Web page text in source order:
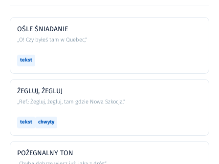
OŚLE ŚNIADANIE
„O! Czy byłeś tam w Quebec,”
tekst
ŻEGLUJ, ŻEGLUJ
„Ref.: Żegluj, żegluj, tam gdzie Nowa Szkocja.”
tekst chwyty
POŻEGNALNY TON